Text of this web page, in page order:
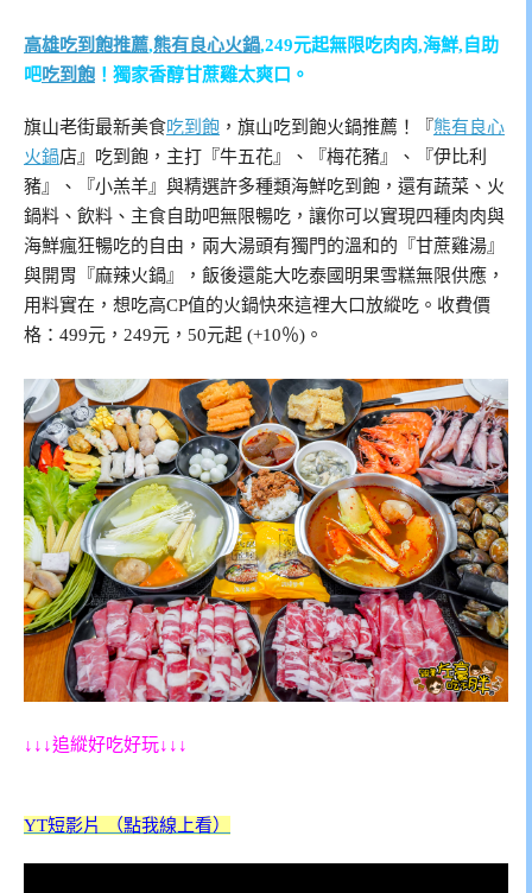
高雄吃到飽推薦,熊有良心火鍋,249元起無限吃肉肉,海鮮,自助
吧吃到飽 ！獨家香醇甘蔗雞太爽口。
旗山老街最新美食吃到飽 ，旗山吃到飽火鍋推薦！『熊有良心
火鍋店』吃到飽，主打『牛五花』、『梅花豬』、『伊比利
豬』、『小羔羊』與精選許多種類海鮮吃到飽，還有蔬菜、火
鍋料、飲料、主食自助吧無限暢吃，讓你可以實現四種肉肉與
海鮮瘋狂暢吃的自由，兩大湯頭有獨門的溫和的『甘蔗雞湯』
與開胃『麻辣火鍋』，飯後還能大吃泰國明果雪糕無限供應，
用料實在，想吃高CP值的火鍋快來這裡大口放縱吃。收費價
格：499元，249元，50元起 (+10％)。
↓↓↓追縱好吃好玩↓↓↓
YT短影片 （點我線上看）